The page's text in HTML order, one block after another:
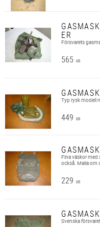
ER
Försvarets
565 KR
Typ rysk modell
449 KR
Fina väskor
också. Maila om
229 KR
Svenska